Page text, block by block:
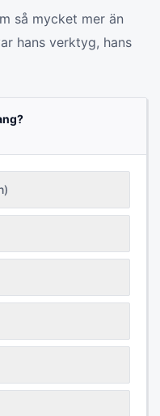
så mycket mer än
hans verktyg, hans